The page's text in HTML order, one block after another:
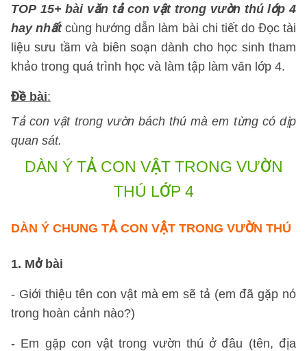
TOP 15+ bài văn tả con vật trong vườn thú lớp 4
hay nhấtcùng hướng dẫn làm bài chi tiết do Đọc tài
liệu sưu tầm và biên soạn dành cho học sinh tham
khảo trong quá trình học và làm tập làm văn lớp 4.
Đề bài:
Tả con vật trong vườn bách thú mà em từng có dịp
quan sát.
DÀN Ý TẢ CON VẬT TRONG VƯỜN
THÚ LỚP 4
DÀN Ý CHUNG TẢ CON VẬT TRONG VƯỜN THÚ
1. Mở bài
- Giới thiệu tên con vật mà em sẽ tả (em đã gặp nó
trong hoàn cảnh nào?)
- Em gặp con vật trong vườn thú ở đâu (tên, địa